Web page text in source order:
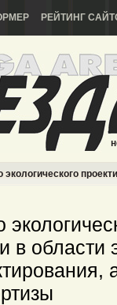
РЕЙТИНГ
в области